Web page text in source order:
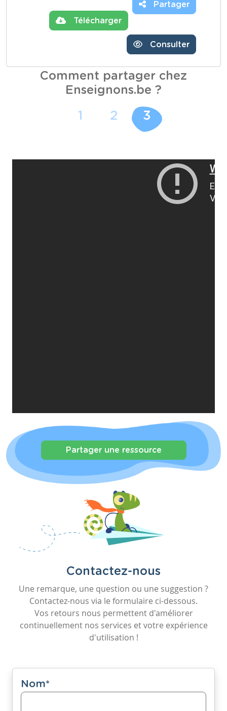
Télécharger
Partager
Consulter
Comment partager chez
Enseignons.be ?
1 2 3
Partager une ressource
Contactez-nous
Une remarque, une question ou une suggestion ?
Contactez-nous via le formulaire ci-dessous.
Vos retours nous permettent d'améliorer
continuellement nos services et votre expérience
d'utilisation !
Nom*